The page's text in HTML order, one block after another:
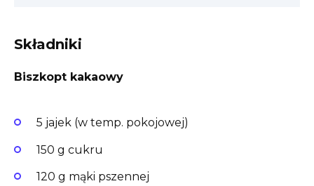
Składniki
Biszkopt kakaowy
5 jajek (w temp. pokojowej)
150 g cukru
120 g mąki pszennej